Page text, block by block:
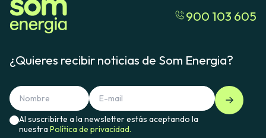
900 103 605
¿Quieres recibir noticias de Som Energia?
Al suscribirte a la newsletter estás aceptando la
nuestraPolítica de privacidad.